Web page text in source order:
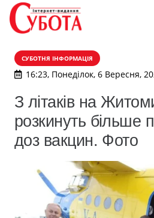
СУБОТНЯ ІНФОРМАЦІЯ
16:23, Понеділок, 6 Вересня,
З літаків на
розкинуть більше
доз вакцин. Фото